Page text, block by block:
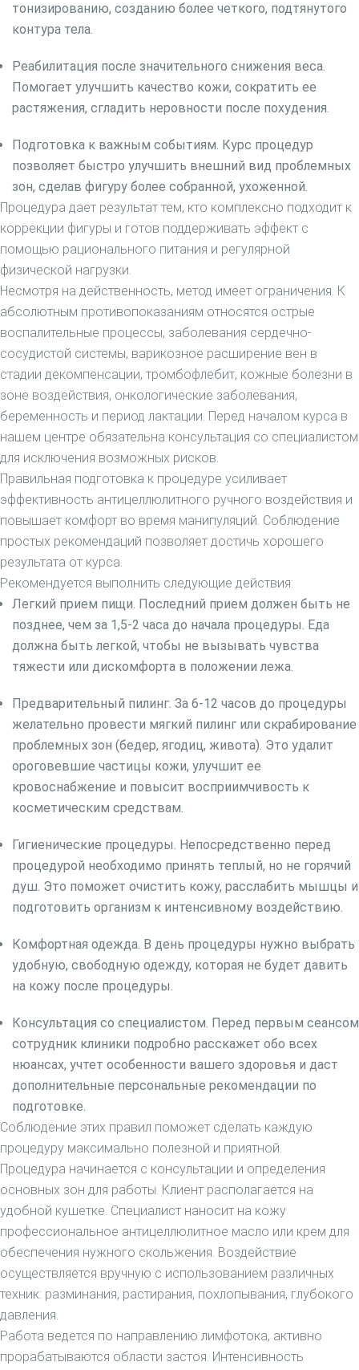
Аппаратный педикюр
Лечебные покрытия для ногтей
Услуги подолога
Вросший ноготь лечение
Титановая нить для лечения вросшего ногтя
Удаление вросшего ногтя
Лечение трещин
Изготовление межпальцевых ортезов
Протезирование ногтей
Медицинский педикюр у подолога
Удаление стержневого мозоля
Лечение онихолизиса
Лечение онихогрифоза
Студия загара
тонизированию, созданию более четкого, подтянутого
контура тела.
Реабилитация после значительного снижения веса.
Помогает улучшить качество кожи, сократить ее
растяжения, сгладить неровности после похудения.
Подготовка к важным событиям. Курс процедур
позволяет быстро улучшить внешний вид проблемных
зон, сделав фигуру более собранной, ухоженной.
Процедура дает результат тем, кто комплексно подходит к
коррекции фигуры и готов поддерживать эффект с
помощью рационального питания и регулярной
физической нагрузки.
Несмотря на действенность, метод имеет ограничения. К
абсолютным противопоказаниям относятся острые
воспалительные процессы, заболевания сердечно-
сосудистой системы, варикозное расширение вен в
стадии декомпенсации, тромбофлебит, кожные болезни в
зоне воздействия, онкологические заболевания,
беременность и период лактации. Перед началом курса в
нашем центре обязательна консультация со специалистом
для исключения возможных рисков.
Правильная подготовка к процедуре усиливает
эффективность антицеллюлитного ручного воздействия и
повышает комфорт во время манипуляций. Соблюдение
простых рекомендаций позволяет достичь хорошего
результата от курса.
Рекомендуется выполнить следующие действия:
Легкий прием пищи. Последний прием должен быть не
позднее, чем за 1,5-2 часа до начала процедуры. Еда
должна быть легкой, чтобы не вызывать чувства
тяжести или дискомфорта в положении лежа.
Предварительный пилинг. За 6-12 часов до процедуры
желательно провести мягкий пилинг или скрабирование
проблемных зон (бедер, ягодиц, живота). Это удалит
ороговевшие частицы кожи, улучшит ее
кровоснабжение и повысит восприимчивость к
косметическим средствам.
Гигиенические процедуры. Непосредственно перед
процедурой необходимо принять теплый, но не горячий
душ. Это поможет очистить кожу, расслабить мышцы и
подготовить организм к интенсивному воздействию.
Комфортная одежда. В день процедуры нужно выбрать
удобную, свободную одежду, которая не будет давить
на кожу после процедуры.
Консультация со специалистом. Перед первым сеансом
сотрудник клиники подробно расскажет обо всех
нюансах, учтет особенности вашего здоровья и даст
дополнительные персональные рекомендации по
подготовке.
Соблюдение этих правил поможет сделать каждую
процедуру максимально полезной и приятной.
Процедура начинается с консультации и определения
основных зон для работы. Клиент располагается на
удобной кушетке. Специалист наносит на кожу
профессиональное антицеллюлитное масло или крем для
обеспечения нужного скольжения. Воздействие
осуществляется вручную с использованием различных
техник: разминания, растирания, похлопывания, глубокого
давления.
Работа ведется по направлению лимфотока, активно
прорабатываются области застоя. Интенсивность